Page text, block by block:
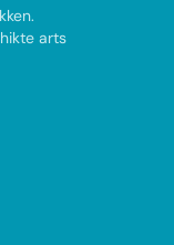
arts